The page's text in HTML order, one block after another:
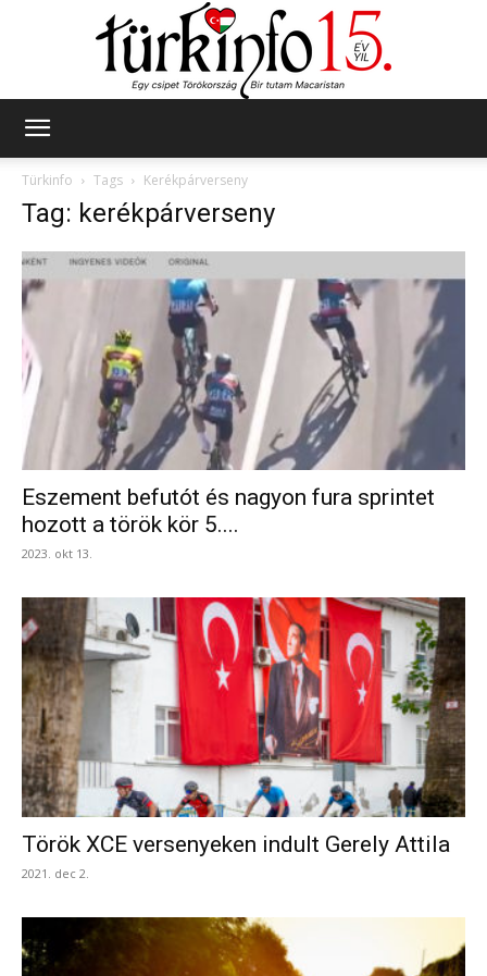
Türkinfo
Tags Kerékpárverseny
Tag: kerékpárverseny
Eszement befutót és nagyon fura sprintet
hozott a török kör 5....
2023. okt 13.
Török XCE versenyeken indult Gerely Attila
2021. dec 2.